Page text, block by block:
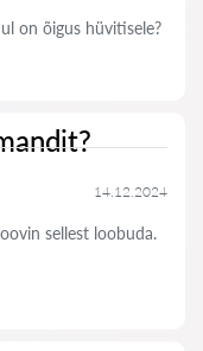
on õigus hüvitisele?
14.12.2024
sellest loobuda.